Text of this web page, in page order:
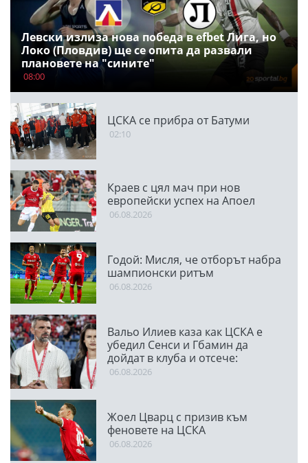
Левски излиза нова победа в efbet Лига, но
Локо (Пловдив) ще се опита да развали
плановете на "сините"
08:00
ЦСКА се прибра от Батуми
02:10
Краев с цял мач при нов
европейски успех на Апоел
06.08.2026
Годой: Мисля, че отборът набра
шампионски ритъм
06.08.2026
Вальо Илиев каза как ЦСКА е
убедил Сенси и Гбамин да
дойдат в клуба и отсече:
Направихме изключителен
06.08.2026
Жоел Цварц с призив към
феновете на ЦСКА
06.08.2026